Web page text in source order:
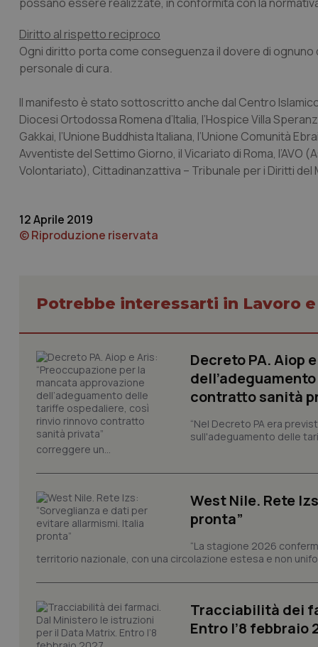
Diritto al rispetto reciproco
Ogni diritto porta come conseguenza il dovere di
personale di cura.
Il manifesto è stato sottoscritto anche dal Centro
Diocesi Ortodossa Romena d’Italia, l’Hospice Villa
Gakkai, l’Unione Buddhista Italiana, l’Unione Comunità
Avventiste del Settimo Giorno, il Vicariato di Roma,
Volontariato), Cittadinanzattiva – Tribunale per i Diritti
12 Aprile 2019
© Riproduzione riservata
Potrebbe interessarti in Lavoro
Decreto PA. Aiop
contratto sanità
“Nel Decreto PA era
sull'adeguamento delle
correggere un...
West Nile. Rete
pronta”
“La stagione 2026
territorio nazionale, con una circolazione estesa e non
Tracciabilità dei
Entro l’8 febbraio
e l'accesso alle aree
Nome
tracking-sites-
_ga_KM60CM4NPH
Nome
Nome